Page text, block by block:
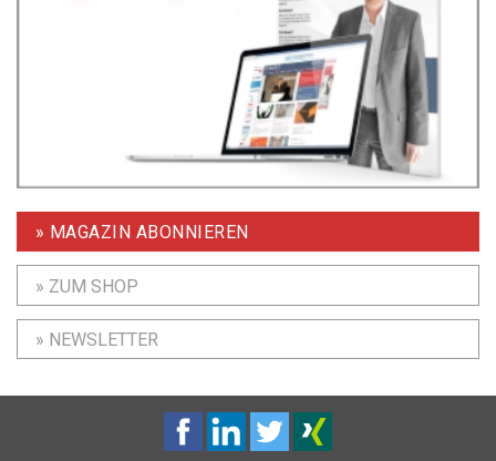
» MAGAZIN ABONNIEREN
» ZUM SHOP
» NEWSLETTER